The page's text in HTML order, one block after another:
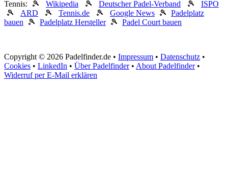
Tennis: 🎾 Wikipedia 🎾 Deutscher Padel-Verband 🎾 ISPO
🎾 ARD 🎾 Tennis.de 🎾 Google News 🎾 Padelplatz
bauen 🎾 Padelplatz Hersteller🎾 Padel Court bauen
Copyright © 2026 Padelfinder.de • Impressum • Datenschutz •
Cookies • LinkedIn • Über Padelfinder• About Padelfinder•
Widerruf per E-Mail erklären